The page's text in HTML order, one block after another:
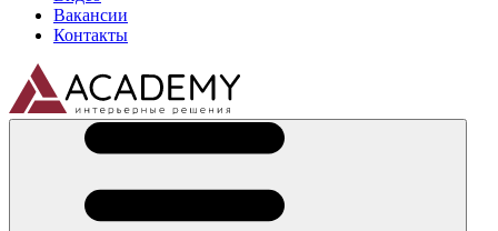
Вакансии
Контакты